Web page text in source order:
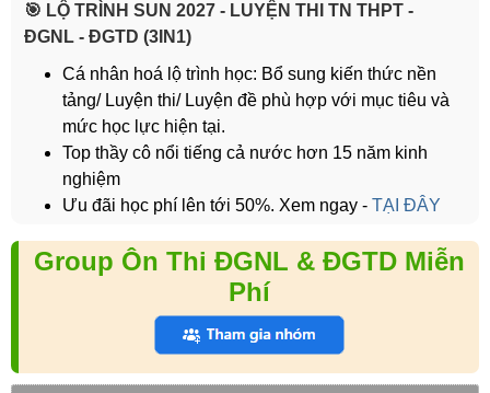
️🎯 LỘ TRÌNH SUN 2027 - LUYỆN THI TN THPT -
ĐGNL - ĐGTD (3IN1)
Cá nhân hoá lộ trình học: Bổ sung kiến thức nền
tảng/ Luyện thi/ Luyện đề phù hợp với mục tiêu và
mức học lực hiện tại.
Top thầy cô nổi tiếng cả nước hơn 15 năm kinh
nghiệm
Ưu đãi học phí lên tới 50%. Xem ngay - TẠI ĐÂY
Group Ôn Thi ĐGNL & ĐGTD Miễn
Phí